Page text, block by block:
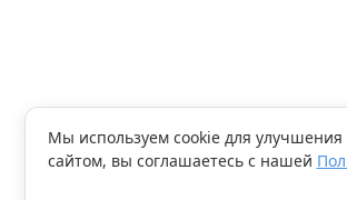
Мы используем cookie для
сайтом, вы соглашаетесь с нашей